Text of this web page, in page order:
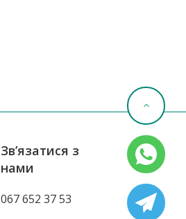
Зв’язатися з
нами
067 652 37 53